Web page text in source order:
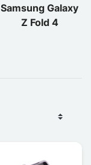
Samsung Galaxy
Z Fold 4